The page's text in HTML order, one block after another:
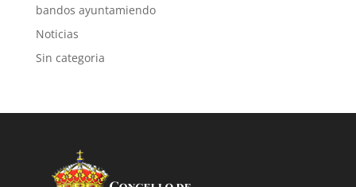
bandos ayuntamiendo
Noticias
Sin categoria